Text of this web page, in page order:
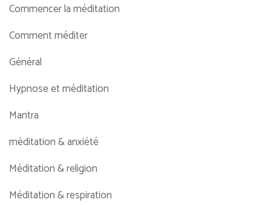
Commencer la méditation
Comment méditer
Général
Hypnose et méditation
Mantra
méditation & anxiété
Méditation & religion
Méditation & respiration